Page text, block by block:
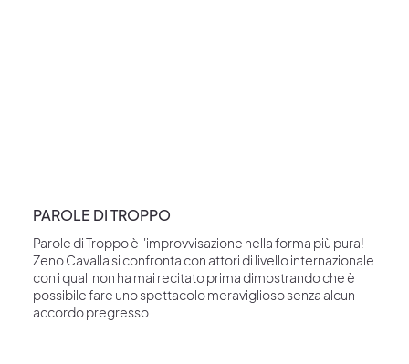
PAROLE DI TROPPO
Parole di Troppo è l'improvvisazione nella forma più pura!
Zeno Cavalla si confronta con attori di livello internazionale
con i quali non ha mai recitato prima dimostrando che è
possibile fare uno spettacolo meraviglioso senza alcun
accordo pregresso.